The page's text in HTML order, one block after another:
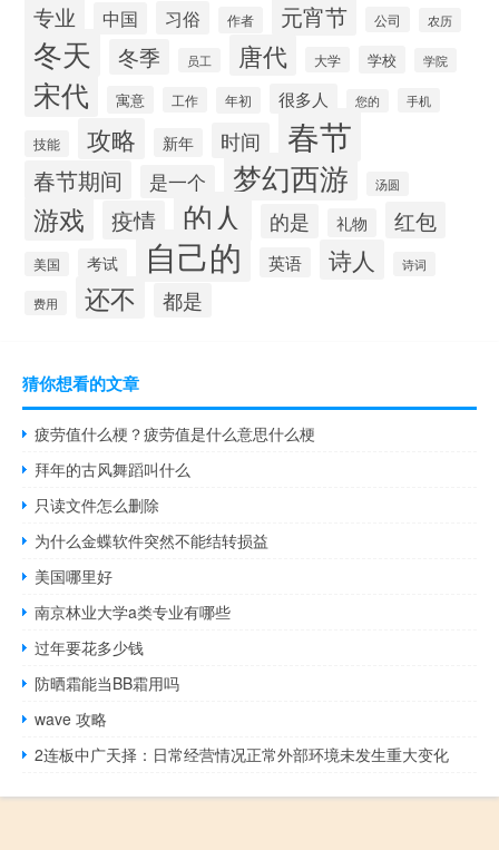
专业 中国 习俗 作者 元宵节 公司 农历
冬天 冬季 员工 唐代 大学 学校 学院
宋代 寓意 工作 年初 很多人 您的 手机
技能 攻略 新年 时间 春节
春节期间 是一个 梦幻西游 汤圆
游戏 疫情 的人 的是 礼物 红包
美国 考试 自己的 英语 诗人 诗词
费用 还不 都是
猜你想看的文章
疲劳值什么梗？疲劳值是什么意思什么梗
拜年的古风舞蹈叫什么
只读文件怎么删除
为什么金蝶软件突然不能结转损益
美国哪里好
南京林业大学a类专业有哪些
过年要花多少钱
防晒霜能当BB霜用吗
wave 攻略
2连板中广天择：日常经营情况正常外部环境未发生重大变化